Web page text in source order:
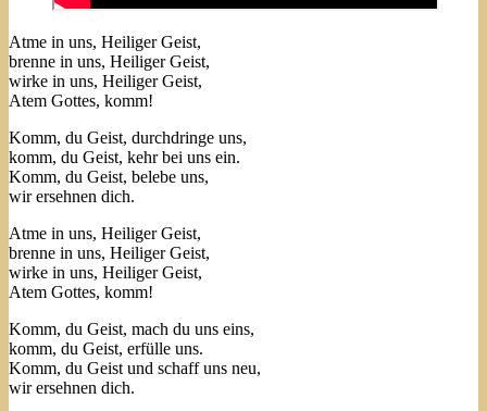
Atme in uns, Heiliger Geist,
brenne in uns, Heiliger Geist,
wirke in uns, Heiliger Geist,
Atem Gottes, komm!
Komm, du Geist, durchdringe uns,
komm, du Geist, kehr bei uns ein.
Komm, du Geist, belebe uns,
wir ersehnen dich.
Atme in uns, Heiliger Geist,
brenne in uns, Heiliger Geist,
wirke in uns, Heiliger Geist,
Atem Gottes, komm!
Komm, du Geist, mach du uns eins,
komm, du Geist, erfülle uns.
Komm, du Geist und schaff uns neu,
wir ersehnen dich.